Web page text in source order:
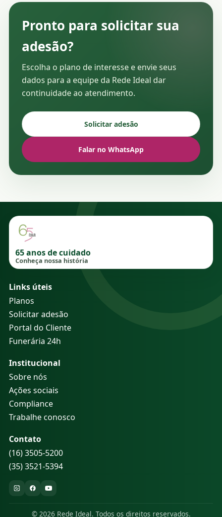
Pronto para solicitar sua
adesão?
Escolha o plano de interesse e envie seus
dados para a equipe da Rede Ideal dar
continuidade ao atendimento.
Solicitar adesão
Falar no WhatsApp
65 anos de cuidado
Conheça nossa história
Links úteis
Planos
Solicitar adesão
Portal do Cliente
Funerária 24h
Institucional
Sobre nós
Ações sociais
Compliance
Trabalhe conosco
Contato
(16) 3505-5200
(35) 3521-5394
© 2026 Rede Ideal. Todos os direitos reservados.